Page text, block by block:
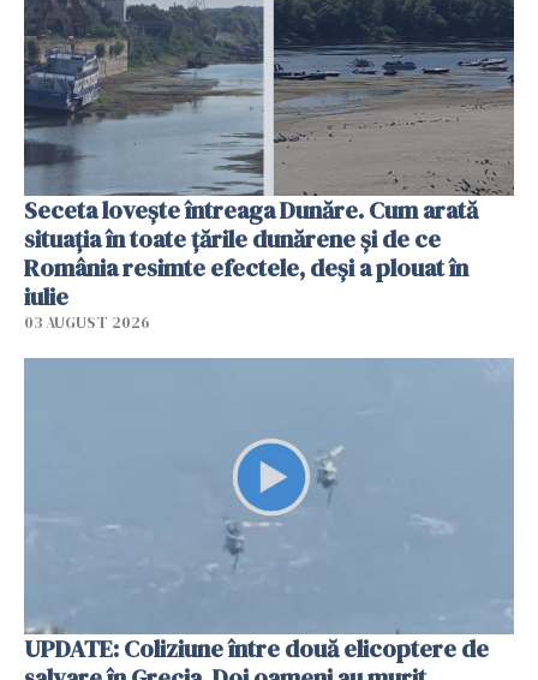
Seceta lovește întreaga Dunăre. Cum arată
situația în toate țările dunărene și de ce
România resimte efectele, deși a plouat în
iulie
03 AUGUST 2026
UPDATE: Coliziune între două elicoptere de